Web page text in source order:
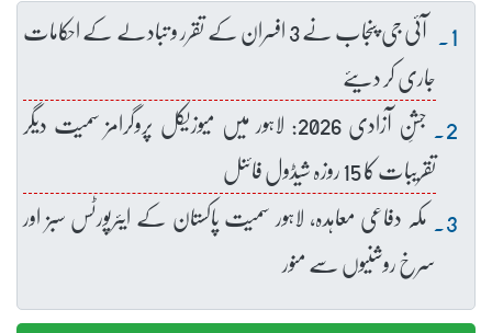
آئی جی پنجاب نے 3 افسران کے تقرر و تبادلے کے احکامات
جاری کر دیئے
جشنِ آزادی 2026: لاہور میں میوزیکل پروگرامز سمیت دیگر
تقریبات کا 15 روزہ شیڈول فائنل
مکہ دفاعی معاہدہ، لاہور سمیت پاکستان کے ایئرپورٹس سبز اور
سرخ روشنیوں سے منور